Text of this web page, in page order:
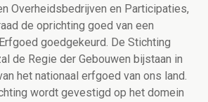
Overheidsbedrijven en Participaties,
de oprichting goed van een
goedgekeurd. De Stichting
de Regie der Gebouwen bijstaan in
het nationaal erfgoed van ons land.
wordt gevestigd op het domein